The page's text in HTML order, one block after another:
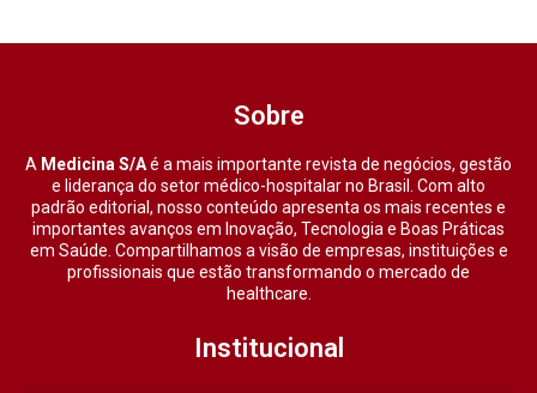
Sobre
A Medicina S/Aé a mais importante revista de negócios, gestão
e liderança do setor médico-hospitalar no Brasil. Com alto
padrão editorial, nosso conteúdo apresenta os mais recentes e
importantes avanços em Inovação, Tecnologia e Boas Práticas
em Saúde. Compartilhamos a visão de empresas, instituições e
profissionais que estão transformando o mercado de
healthcare.
Institucional